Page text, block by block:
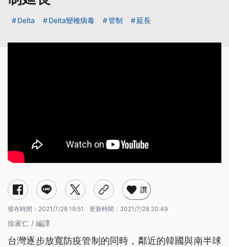
Delta Delta變種病毒 管制 延長
讚
發布時間： 2021/7/28 19:51 更新時間： 2021/7/28 20:49
徐家仁 / 編譯
台灣逐步放寬防疫管制的同時，鄰近的韓國與南半球